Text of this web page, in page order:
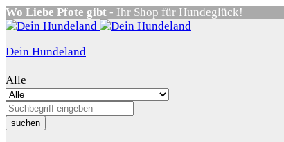
Wo Liebe Pfote gibt - Ihr Shop für Hundeglück!
Dein Hundeland
Alle
suchen